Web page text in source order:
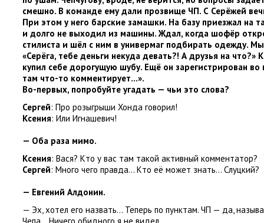
смешно. В команде ему дали прозвище ЧП. С Серёжей
При этом у него барские замашки. На базу приезжал на
и долго не выходил из машины. Ждал, когда шофёр
стилиста и шёл с ним в универмаг подбирать одежду.
«Серёга, тебе деньги некуда девать?! А друзья на что?»
купил себе дорогущую шубу. Ещё он зарегистрирован во
там что-то комментирует…».
Во-первых, попробуйте угадать — чьи это слова?
Сергей: Про розыгрыши Хонда говорил!
Ксения: Или Игнашевич!
— Оба раза мимо.
Ксения: Вася? Кто у вас там такой активный комментатор?
Сергей: Много чего правда… Кто её может знать… Слуцкий?
— Евгений Алдонин.
— Эх, хотел его назвать… Теперь по пунктам. ЧП — да,